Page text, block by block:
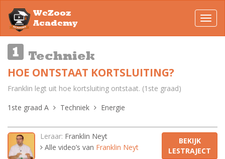
WeZooz
Academy
Techniek
HOE ONTSTAAT KORTSLUITING?
Franklin legt uit hoe kortsluiting ontstaat. (1ste graad)
1ste graad A
Techniek Energie
Leraar: Franklin Neyt
Alle video’s van Franklin Neyt
BEKIJK
LESTRAJECT